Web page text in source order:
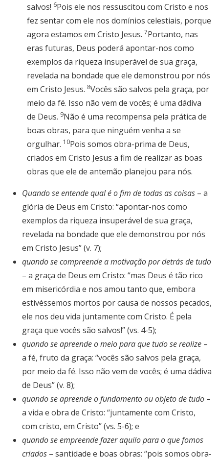
salvos! 6Pois ele nos ressuscitou com Cristo e nos
fez sentar com ele nos domínios celestiais, porque
agora estamos em Cristo Jesus. 7Portanto, nas
eras futuras, Deus poderá apontar-nos como
exemplos da riqueza insuperável de sua graça,
revelada na bondade que ele demonstrou por nós
em Cristo Jesus. 8Vocês são salvos pela graça, por
meio da fé. Isso não vem de vocês; é uma dádiva
de Deus. 9Não é uma recompensa pela prática de
boas obras, para que ninguém venha a se
orgulhar. 10Pois somos obra-prima de Deus,
criados em Cristo Jesus a fim de realizar as boas
obras que ele de antemão planejou para nós.
Quando se entende qual é o fim de todas as coisas – a
glória de Deus em Cristo: “apontar-nos como
exemplos da riqueza insuperável de sua graça,
revelada na bondade que ele demonstrou por nós
em Cristo Jesus” (v. 7);
quando se compreende a motivação por detrás de tudo
– a graça de Deus em Cristo: “mas Deus é tão rico
em misericórdia e nos amou tanto que, embora
estivéssemos mortos por causa de nossos pecados,
ele nos deu vida juntamente com Cristo. É pela
graça que vocês são salvos!” (vs. 4-5);
quando se apreende o meio para que tudo se realize –
a fé, fruto da graça: “vocês são salvos pela graça,
por meio da fé. Isso não vem de vocês; é uma dádiva
de Deus” (v. 8);
quando se apreende o fundamento ou objeto de tudo –
a vida e obra de Cristo: “juntamente com Cristo,
com cristo, em Cristo” (vs. 5-6); e
quando se empreende fazer aquilo para o que fomos
criados – santidade e boas obras: “pois somos obra-